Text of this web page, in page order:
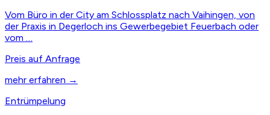
Vom Büro in der City am Schlossplatz nach Vaihingen, von
der Praxis in Degerloch ins Gewerbegebiet Feuerbach oder
vom …
Preis auf Anfrage
mehr erfahren →
Entrümpelung